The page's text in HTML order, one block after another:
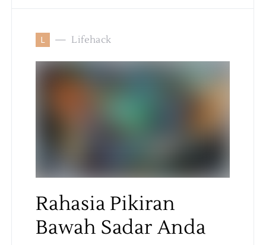
L Lifehack
Rahasia Pikiran
Bawah Sadar Anda